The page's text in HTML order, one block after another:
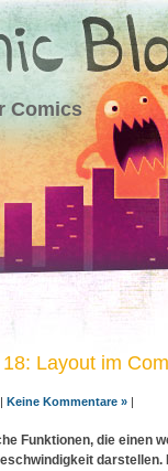
Comics
Layout im
| Keine Kommentare » |
Funktionen, die einen
darstellen.